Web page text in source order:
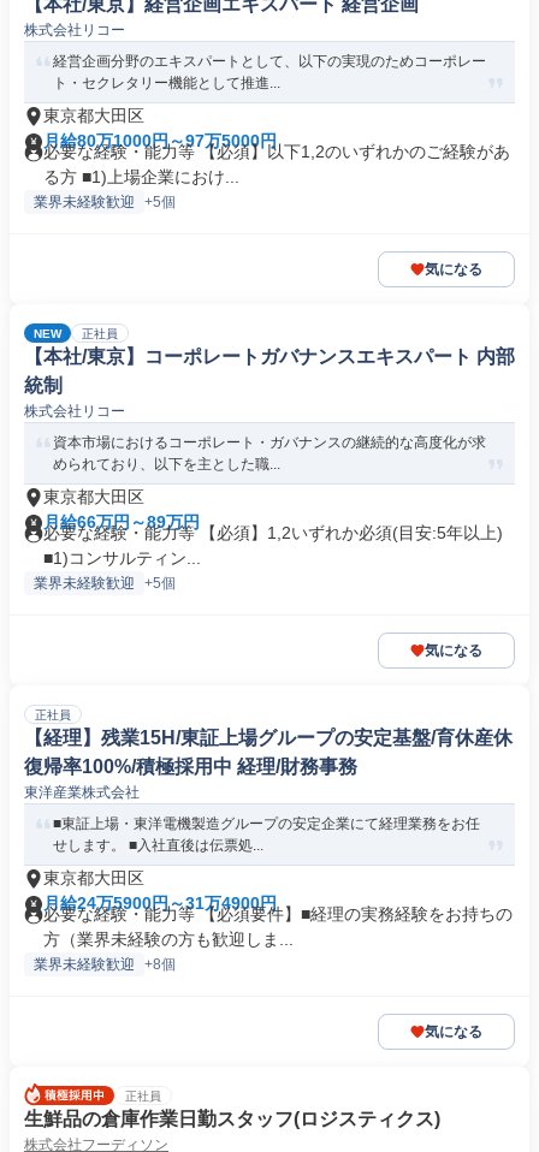
【本社/東京】経営企画エキスパート 経営企画
株式会社リコー
経営企画分野のエキスパートとして、以下の実現のためコーポレー
ト・セクレタリー機能として推進...
東京都大田区
月給80万1000円～97万5000円
必要な経験・能力等 【必須】以下1,2のいずれかのご経験があ
る方 ■1)上場企業におけ...
業界未経験歓迎 +5個
気になる
NEW 正社員
【本社/東京】コーポレートガバナンスエキスパート 内部
統制
株式会社リコー
資本市場におけるコーポレート・ガバナンスの継続的な高度化が求
められており、以下を主とした職...
東京都大田区
月給66万円～89万円
必要な経験・能力等 【必須】1,2いずれか必須(目安:5年以上)
■1)コンサルティン...
業界未経験歓迎 +5個
気になる
正社員
【経理】残業15H/東証上場グループの安定基盤/育休産休
復帰率100%/積極採用中 経理/財務事務
東洋産業株式会社
■東証上場・東洋電機製造グループの安定企業にて経理業務をお任
せします。 ■入社直後は伝票処...
東京都大田区
月給24万5900円～31万4900円
必要な経験・能力等 【必須要件】■経理の実務経験をお持ちの
方（業界未経験の方も歓迎しま...
業界未経験歓迎 +8個
気になる
正社員
生鮮品の倉庫作業日勤スタッフ(ロジスティクス)
株式会社フーディソン